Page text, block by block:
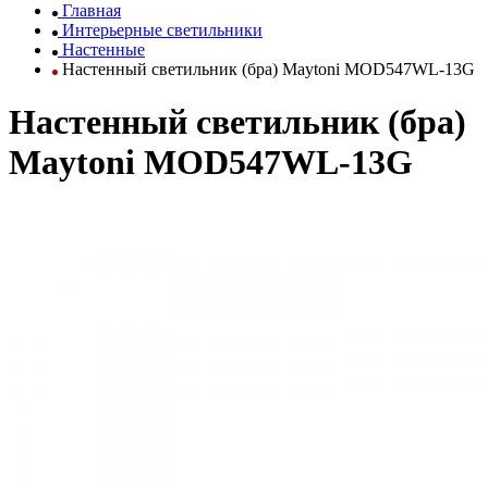
Главная
Интерьерные светильники
Настенные
Настенный светильник (бра) Maytoni MOD547WL-13G
Настенный светильник (бра)
Maytoni MOD547WL-13G